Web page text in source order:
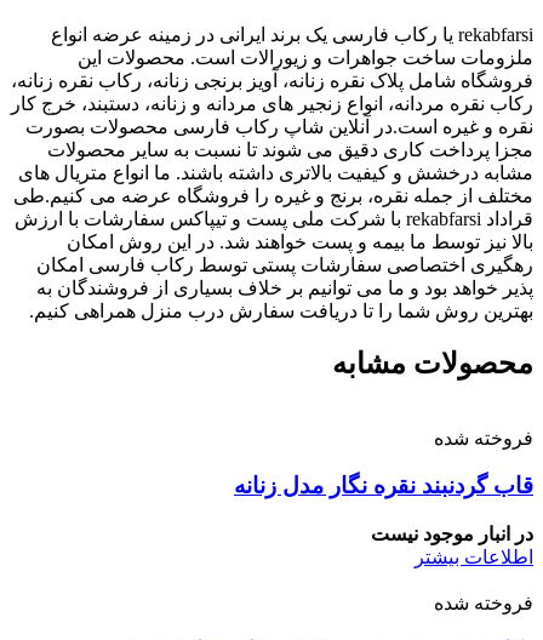
rekabfarsi یا رکاب فارسی یک برند ایرانی در زمینه عرضه انواع
ملزومات ساخت جواهرات و زیورالات است. محصولات این
فروشگاه شامل پلاک نقره زنانه، آویز برنجی زنانه، رکاب نقره زنانه،
رکاب نقره مردانه، انواع زنجیر های مردانه و زنانه، دستبند، خرج کار
نقره و غیره است.در آنلاین شاپ رکاب فارسی محصولات بصورت
مجزا پرداخت کاری دقیق می شوند تا نسبت به سایر محصولات
مشابه درخشش و کیفیت بالاتری داشته باشند. ما انواع متریال های
مختلف از جمله نقره، برنج و غیره را فروشگاه عرضه می کنیم.طی
قراداد rekabfarsi با شرکت ملی پست و تیپاکس سفارشات با ارزش
بالا نیز توسط ما بیمه و پست خواهند شد. در این روش امکان
رهگیری اختصاصی سفارشات پستی توسط رکاب فارسی امکان
پذیر خواهد بود و ما می توانیم بر خلاف بسیاری از فروشندگان به
بهترین روش شما را تا دریافت سفارش درب منزل همراهی کنیم.
محصولات مشابه
فروخته شده
قاب گردنبند نقره نگار مدل زنانه
در انبار موجود نیست
اطلاعات بیشتر
فروخته شده